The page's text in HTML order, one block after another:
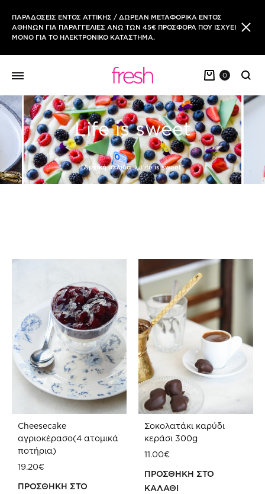
ΠΑΡΑΔΟΣΕΙΣ ΕΝΤΟΣ ΑΤΤΙΚΗΣ / ΔΩΡΕΑΝ ΜΕΤΑΦΟΡΙΚΑ ΕΝΤΟΣ
ΑΘΗΝΩΝ ΓΙΑ ΠΑΡΑΓΓΕΛΙΕΣ ΑΝΩ ΤΩΝ 45€ ΠΡΟΣΦΟΡΑ ΠΟΥ ΙΣΧΥΕΙ
ΜΟΝΟ ΓΙΑ ΤΟ ΗΛΕΚΤΡΟΝΙΚΟ ΚΑΤΑΣΤΗΜΑ.
0
Life is sweet
Αρχική σελίδα Life is sweet
Cheesecake
αγριοκέρασο(4 ατομικά
ποτήρια)
19.20€
ΠΡΟΣΘΗΚΗ ΣΤΟ
Σοκολατάκι καρύδι
κεράσι 300g
11.00€
ΠΡΟΣΘΗΚΗ ΣΤΟ
ΚΑΛΑΘΙ